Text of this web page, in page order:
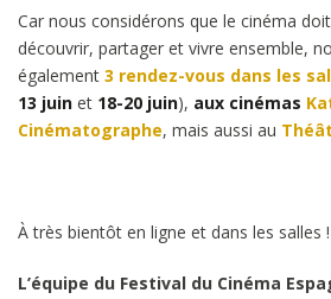
Car nous considérons que le cinéma
découvrir, partager et vivre ensemble,
également 3 rendez-vous dans les
13 juin et 18-20 juin), aux cinémas
Cinématographe, mais aussi au
À très bientôt en ligne et dans les salles !
L’équipe du Festival du Cinéma